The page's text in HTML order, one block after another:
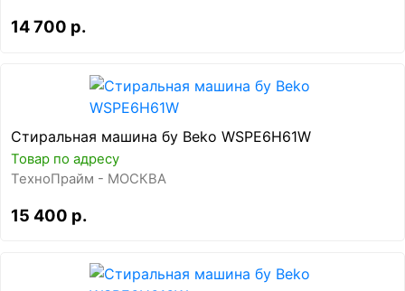
14 700 р.
Стиральная машина бу Beko WSPE6H61W
Товар по адресу
ТехноПрайм - МОСКВА
15 400 р.